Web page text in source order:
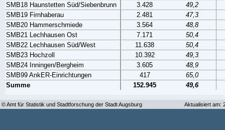
SMB18 Haunstetten Süd/Siebenbrunn
3.428
49,2
SMB19 Firnhaberau
2.481
47,3
SMB20 Hammerschmiede
3.564
48,8
SMB21 Lechhausen Ost
7.171
50,4
SMB22 Lechhausen Süd/West
11.638
50,4
SMB23 Hochzoll
10.392
49,3
SMB24 Inningen/Bergheim
3.605
48,9
SMB99 AnkER-Einrichtungen
417
65,0
Summe
152.945 49,6
© Amt für Statistik und Stadtforschung der Stadt Augsburg Aktualisiert am: